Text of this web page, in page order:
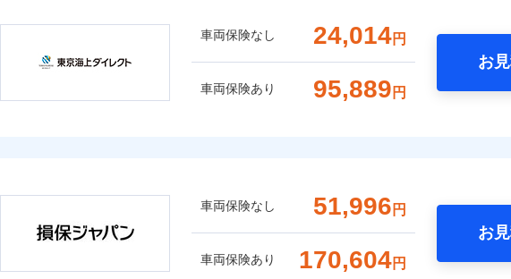
車両保険なし 24,014円
車両保険あり 95,889 円
お
車両保険なし 51,996 円
車両保険あり 170,604円
お